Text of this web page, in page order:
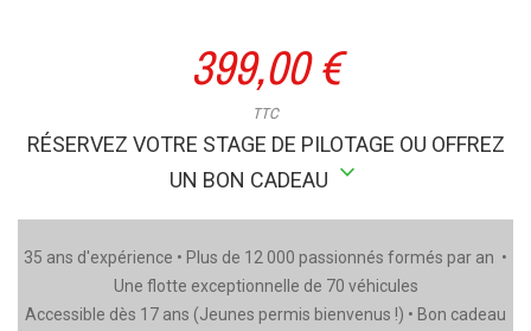
399,00 €
TTC
RÉSERVEZ VOTRE STAGE DE PILOTAGE OU OFFREZ
UN BON CADEAU stat_minus_1
35 ans d'expérience • Plus de 12 000 passionnés formés par an •
Une flotte exceptionnelle de 70 véhicules
Accessible dès 17 ans (Jeunes permis bienvenus !) • Bon cadeau